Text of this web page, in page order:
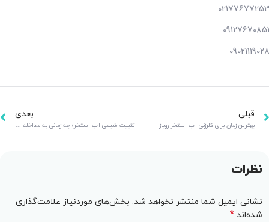
قبلی
بهترین زمان برای کلرزنی آب استخر روباز
بعدی
تثبیت شیمی آب استخر؛ چه زمانی به مداخله شیمیایی نیاز داریم؟
نظرات
نشانی ایمیل شما منتشر نخواهد شد. بخش‌های موردنیاز علامت‌گذاری
شده‌اند*